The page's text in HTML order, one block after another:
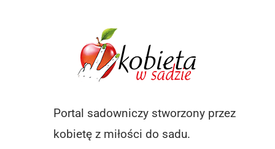
Portal sadowniczy stworzony przez
kobietę z miłości do sadu.